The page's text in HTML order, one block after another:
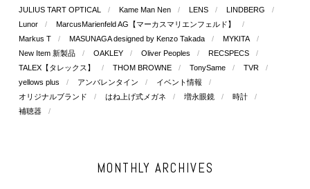
JULIUS TART OPTICAL
Kame Man Nen LENS
LINDBERG
Lunor
MarcusMarienfeld AG【マーカスマリエンフェルド】
Markus T
MASUNAGA designed by Kenzo Takada
MYKITA
New Item 新製品
OAKLEY Oliver Peoples
RECSPECS
TALEX【タレックス】
THOM BROWNE TonySame
TVR
yellows plus
アンバレンタイン
イベント情報
オリジナルブランド
はね上げ式メガネ 増永眼鏡
時計
補聴器
MONTHLY ARCHIVES